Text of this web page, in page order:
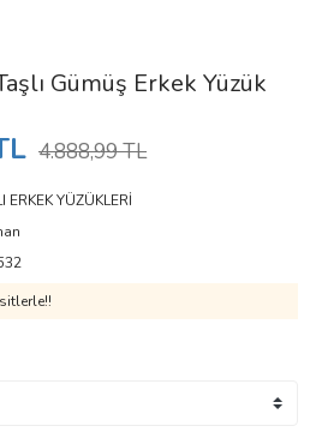
Gümüş Erkek Yüzük
4.888,99 TL
ERKEK YÜZÜKLERİ